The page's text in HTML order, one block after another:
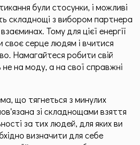
були стосунки, і можливі
складнощі з вибором партнера
Тому для цієї енергії
своє серце людям і вчитися
Намагайтеся робити свій
не на моду, а на свої справжні
що тягнеться з минулих
зі складнощами взяття
за тих людей, для яких ви
визначити для себе